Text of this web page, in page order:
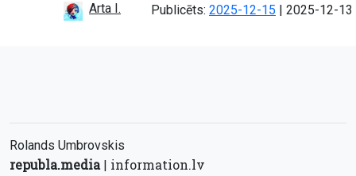
Arta I. Publicēts: 2025-12-15 Atjaunots:
2025-12-13
Rolands Umbrovskis
republa.media| information.lv